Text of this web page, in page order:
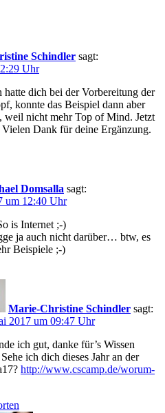
Schindler sagt:
Uhr
dich bei der Vorbereitung der
konnte das Beispiel dann aber
weil nicht mehr Top of Mind. Jetzt
Dank für deine Ergänzung.
Domsalla sagt:
um 12:40 Uhr
is Internet ;-)
ja auch nicht darüber… btw, es
Beispiele ;-)
Marie-Christine Schindler sagt:
2017 um 09:47 Uhr
ich gut, danke für’s Wissen
ich dich dieses Jahr an der
http://www.cscamp.de/worum-